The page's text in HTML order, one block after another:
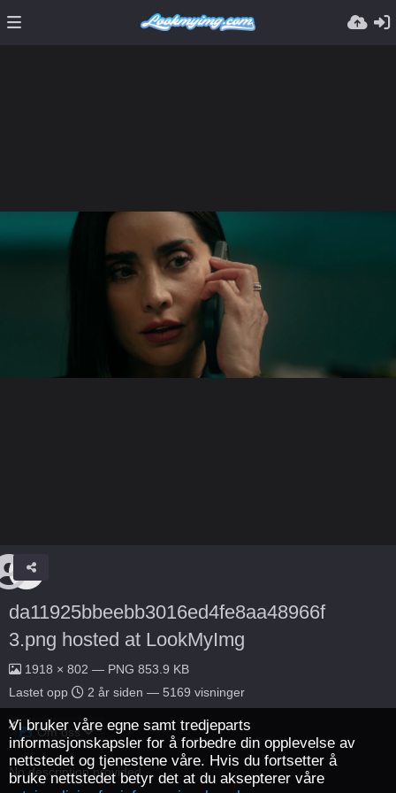
da11925bbeebb3016ed4fe8aa48966f
3.png hosted at LookMyImg
1918 × 802 — PNG 853.9 KB
Lastet opp
2 år siden — 5169 visninger
Om oss
No description provided.
Vi bruker våre egne samt tredjeparts
informasjonskapsler for å forbedre din opplevelse av
nettstedet og tjenestene våre. Hvis du fortsetter å
bruke nettstedet betyr det at du aksepterer våre